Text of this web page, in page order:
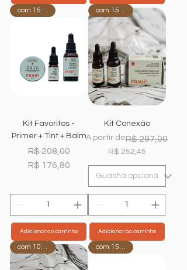
com 15%OFF
Kit Favoritos -
Primer + Tint + Balm
Preço normal
R$ 208,00Preço promocional
R$ 176,80
Adicionar ao carrinho
com 15%OFF
Kit Conexão
A partir de
Preço normalR$ 297,00
R$ 252,45
Preço promocional
Adicionar ao carrinho
com 10%OFF com 15%OFF